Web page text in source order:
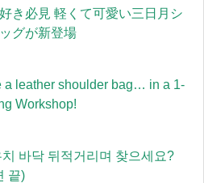
き必見 軽くて可愛い三日月シ
グが新登場
a leather shoulder bag… in a 1-
Workshop!
바닥 뒤적거리며 찾으세요?
끝)